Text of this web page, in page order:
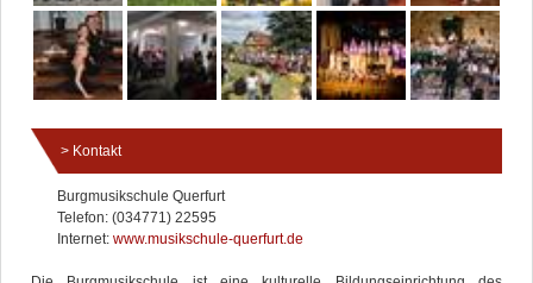
Kontakt
Burgmusikschule Querfurt
Telefon: (034771) 22595
Internet: www.musikschule-querfurt.de